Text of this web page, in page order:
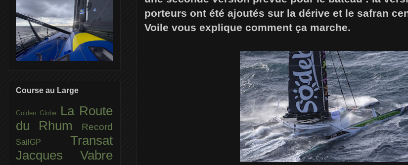
porteurs ont été ajoutés sur la dérive et le safran
Voile vous explique comment ça marche.
Course au Large
Golden Globe
La Route
du Rhum
Record
SailGP Transat
Jacques Vabre